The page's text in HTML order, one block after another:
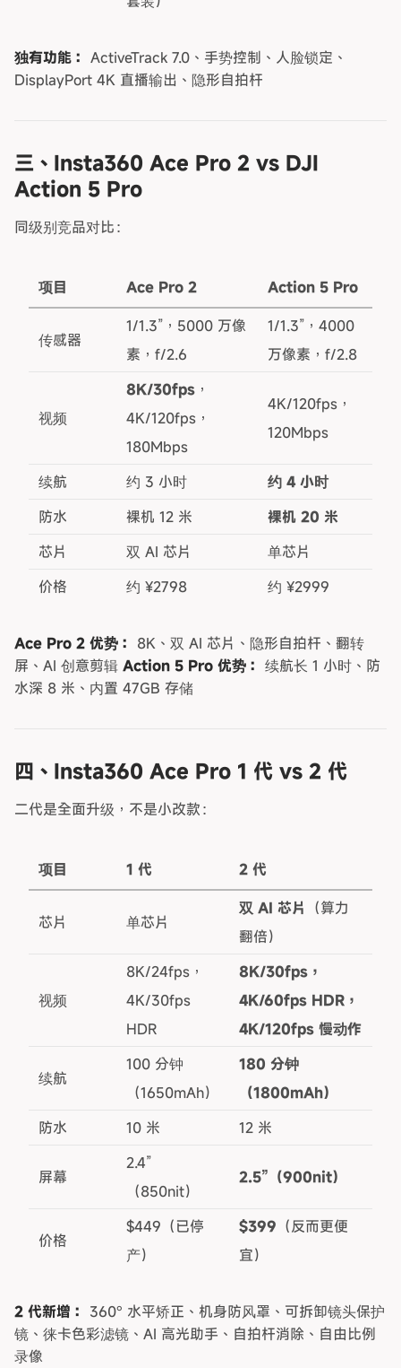
独有功能： ActiveTrack 7.0、手势控制、人脸锁定、
DisplayPort 4K 直播输出、隐形自拍杆
三、Insta360 Ace Pro 2 vs DJI
Action 5 Pro
同级别竞品对比：
项目 Ace Pro 2 Action 5 Pro
传感器
1/1.3”，5000 万像
素，f/2.6
1/1.3”，4000
万像素，f/2.8
视频
8K/30fps ，
4K/120fps，
180Mbps
4K/120fps，
120Mbps
续航 约 3 小时
约 4 小时
防水
裸机 12 米
裸机 20 米
芯片
双 AI 芯片
单芯片
价格
约 ¥2798 约 ¥2999
Ace Pro 2 优势： 8K、双 AI 芯片、隐形自拍杆、翻转
屏、AI 创意剪辑 Action 5 Pro 优势： 续航长 1 小时、防
水深 8 米、内置 47GB 存储
四、Insta360 Ace Pro 1 代 vs 2 代
二代是全面升级，不是小改款：
项目 1 代 2 代
芯片 单芯片
双 AI 芯片 （算力
翻倍）
视频
8K/24fps，
4K/30fps
HDR
8K/30fps，
4K/60fps HDR，
4K/120fps 慢动作
续航
100 分钟
（1650mAh）
180 分钟
（1800mAh）
防水
10 米 12 米
屏幕
2.4”
（850nit）
2.5”（900nit）
价格
$449（已停
产）
$399 （反而更便
宜）
2 代新增： 360° 水平矫正、机身防风罩、可拆卸镜头保护
镜、徕卡色彩滤镜、AI 高光助手、自拍杆消除、自由比例
录像